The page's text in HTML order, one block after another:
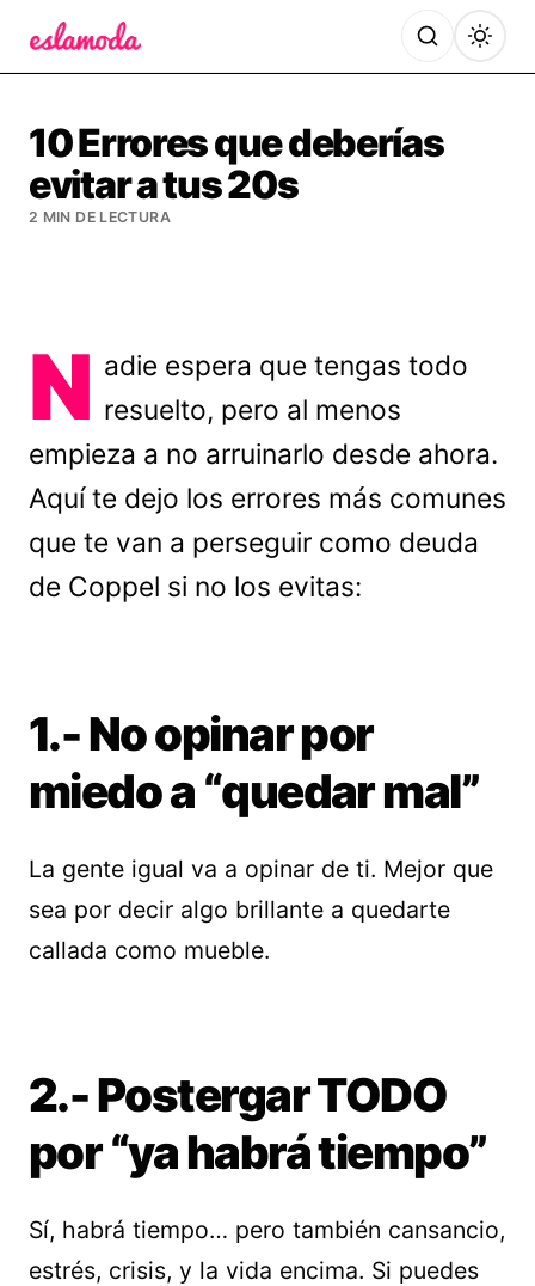
10 Errores que deberías
evitar a tus 20s
2 MIN DE LECTURA
N adie espera que tengas todo
resuelto, pero al menos
empieza a no arruinarlo desde ahora.
Aquí te dejo los errores más comunes
que te van a perseguir como deuda
de Coppel si no los evitas:
1.- No opinar por
miedo a “quedar mal”
La gente igual va a opinar de ti. Mejor que
sea por decir algo brillante a quedarte
callada como mueble.
2.- Postergar TODO
por “ya habrá tiempo”
Sí, habrá tiempo… pero también cansancio,
estrés, crisis, y la vida encima. Si puedes